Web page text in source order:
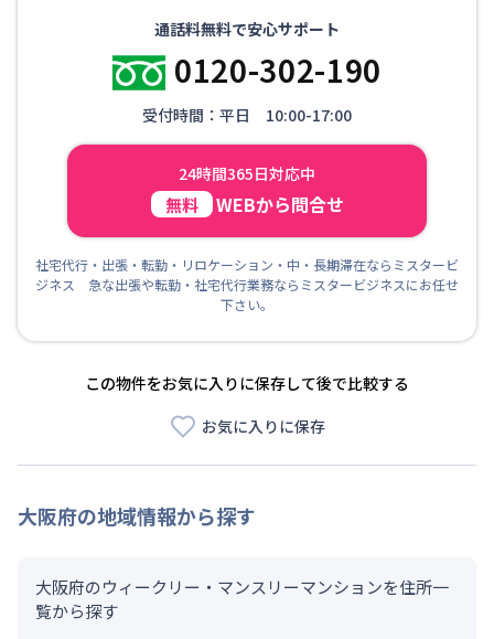
通話料無料で安心サポート
0120-302-190
受付時間：平日 10:00-17:00
24時間365日対応中
無料 WEBから問合せ
社宅代行・出張・転勤・リロケーション・中・長期滞在ならミスタービ
ジネス 急な出張や転勤・社宅代行業務ならミスタービジネスにお任せ
下さい。
この物件をお気に入りに保存して後で比較する
お気に入りに保存
大阪府の地域情報から探す
大阪府のウィークリー・マンスリーマンションを住所一
覧から探す